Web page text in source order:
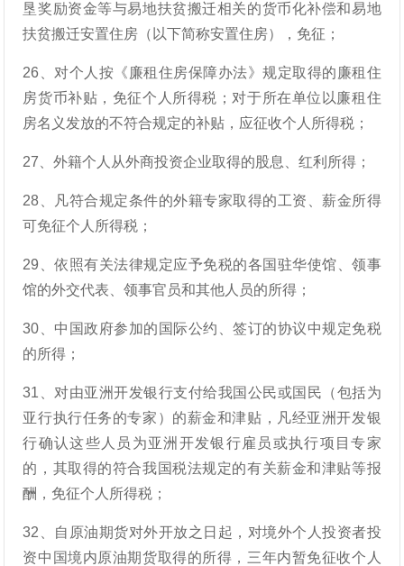
垦奖励资金等与易地扶贫搬迁相关的货币化补偿和易地
扶贫搬迁安置住房（以下简称安置住房），免征；
26、对个人按《廉租住房保障办法》规定取得的廉租住
房货币补贴，免征个人所得税；对于所在单位以廉租住
房名义发放的不符合规定的补贴，应征收个人所得税；
27、外籍个人从外商投资企业取得的股息、红利所得；
28、凡符合规定条件的外籍专家取得的工资、薪金所得
可免征个人所得税；
29、依照有关法律规定应予免税的各国驻华使馆、领事
馆的外交代表、领事官员和其他人员的所得；
30、中国政府参加的国际公约、签订的协议中规定免税
的所得；
31、对由亚洲开发银行支付给我国公民或国民（包括为
亚行执行任务的专家）的薪金和津贴，凡经亚洲开发银
行确认这些人员为亚洲开发银行雇员或执行项目专家
的，其取得的符合我国税法规定的有关薪金和津贴等报
酬，免征个人所得税；
32、自原油期货对外开放之日起，对境外个人投资者投
资中国境内原油期货取得的所得，三年内暂免征收个人